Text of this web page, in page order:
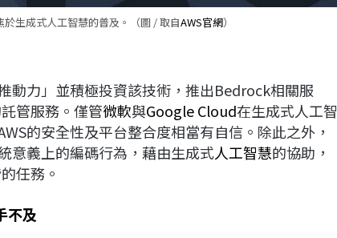
生成式人工智慧的普及。（圖 / 取自AWS官網）
動力」並積極投資該技術，推出Bedrock相關服
管服務。僅管微軟與Google Cloud在生成式人工智
的安全性及平台整合度相當有自信。除此之外，
意義上的編碼行為，藉由生成式人工智慧的協助，
任務。
不及